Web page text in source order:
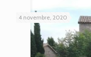
4 novembre, 2020